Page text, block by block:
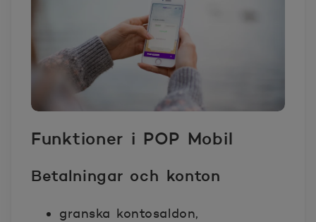
Funktioner i POP Mobil
Betalningar och konton
granska kontosaldon,